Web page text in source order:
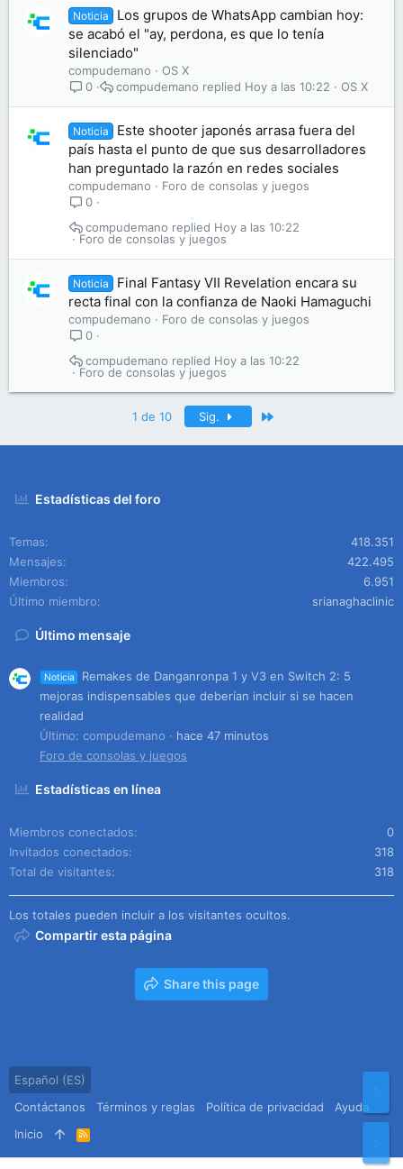
Noticia
Los grupos de WhatsApp cambian hoy:
se acabó el "ay, perdona, es que lo tenía
silenciado"
compudemano
OS X
0
OS X
Hoy a las 10:22
compudemano
Noticia
Este shooter japonés arrasa fuera del
país hasta el punto de que sus desarrolladores
han preguntado la razón en redes sociales
compudemano
Foro de consolas y juegos
0
Foro de consolas y juegos
Hoy a las 10:22
compudemano
Noticia
Final Fantasy VII Revelation encara su
recta final con la confianza de Naoki Hamaguchi
compudemano
Foro de consolas y juegos
0
Foro de consolas y juegos
Hoy a las 10:22
compudemano
1 de 10 Sig.
Estadísticas del foro
Temas
418.351
Mensajes
422.495
Miembros
6.951
Último miembro
srianaghaclinic
Último mensaje
Noticia
Remakes de Danganronpa 1 y V3 en Switch 2: 5
mejoras indispensables que deberían incluir si se hacen
realidad
Último: compudemano
hace 47 minutos
Foro de consolas y juegos
Estadísticas en línea
Miembros conectados
0
Invitados conectados
318
Total de visitantes
318
Los totales pueden incluir a los visitantes ocultos.
Compartir esta página
Share this page
Español (ES)
Contáctanos
Términos y reglas Política de privacidad
Ayuda
Inicio
R
S
S